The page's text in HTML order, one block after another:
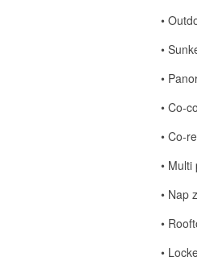
• Outdoor
• Sunken
• Panoramic
• Co-cooking
• Co-reading
• Multi
• Nap zone &
• Rooftop
• Locker